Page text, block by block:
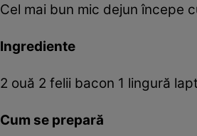
Cel mai bun mic dejun începe
Ingrediente
2 ouă 2 felii bacon 1 lingură
Cum se prepară